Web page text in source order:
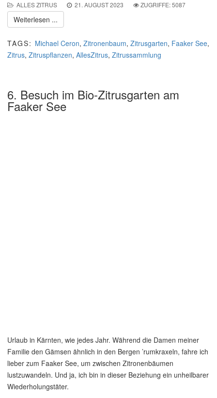
ALLES ZITRUS 21. AUGUST 2023 ZUGRIFFE: 5087
Weiterlesen ...
TAGS: Michael Ceron, Zitronenbaum, Zitrusgarten, Faaker See,
Zitrus, Zitruspflanzen, AllesZitrus, Zitrussammlung
6. Besuch im Bio-Zitrusgarten am
Faaker See
Urlaub in Kärnten, wie jedes Jahr. Während die Damen meiner
Familie den Gämsen ähnlich in den Bergen ’rumkraxeln, fahre ich
lieber zum Faaker See, um zwischen Zitronenbäumen
lustzuwandeln. Und ja, ich bin in dieser Beziehung ein unheilbarer
Wiederholungstäter.